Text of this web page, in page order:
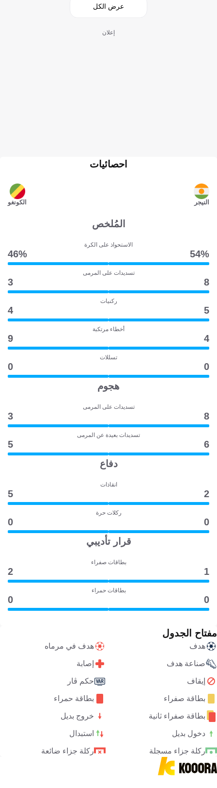
عرض الكل
إعلان
النيجر
احصائيات
الكونغو
المُلخص
الاستحواذ على الكرة
54‎%‎
46‎%‎
تسديدات على المرمى
8
3
ركنيات
5
4
أخطاء مرتكبة
4
9
تسللات
0
0
هجوم
تسديدات على المرمى
8
3
تسديدات بعيدة عن المرمى
6
5
دفاع
انقاذات
2
5
ركلات حرة
0
0
قرار تأديبي
بطاقات صفراء
1
2
بطاقات حمراء
0
0
مفتاح الجدول
هدف هدف في مرماه
صناعة هدف إصابة
إيقاف حكم ڤار
بطاقة صفراء بطاقة حمراء
بطاقة صفراء ثانية خروج بديل
دخول بديل استبدال
ركلة جزاء مسجلة ركلة جزاء ضائعة